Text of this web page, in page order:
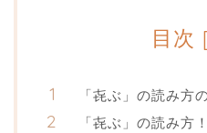
目次
「㐂ぶ」の読み方
「㐂ぶ」の読み方